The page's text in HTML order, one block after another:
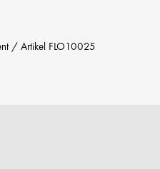
Artikel FLO10025